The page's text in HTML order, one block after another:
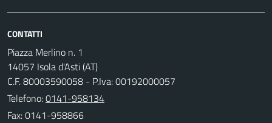
CONTATTI
Piazza Merlino n. 1
14057 Isola d'Asti (AT)
C.F. 80003590058 - P.Iva: 00192000057
Telefono:0141-958134
Fax: 0141-958866